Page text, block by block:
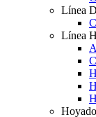
Línea
Línea